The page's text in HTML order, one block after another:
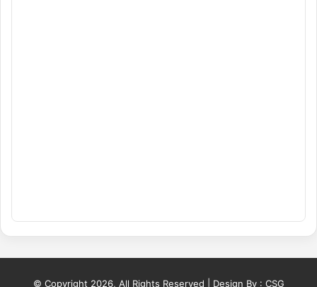
© Copyright 2026, All Rights Reserved | Design By : CSG